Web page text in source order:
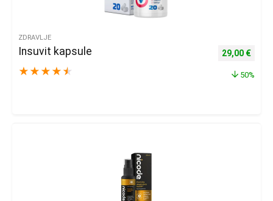
ZDRAVLJE
Insuvit kapsule
★ ★ ★ ★ ★
Izvorna
29,00 €
50%